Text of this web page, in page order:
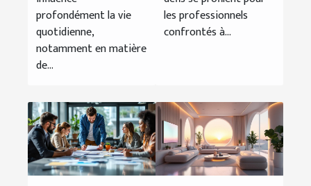
profondément la vie
quotidienne,
notamment en matière
de...
travail en 2026 ?
les professionnels
confrontés à...